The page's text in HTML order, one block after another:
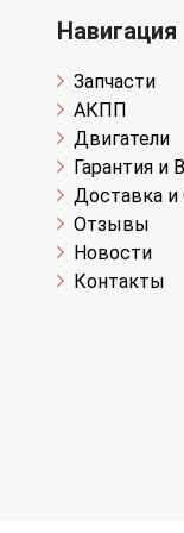
Навигация
Запчасти
АКПП
Двигатели
Гарантия и
Доставка и
Отзывы
Новости
Контакты